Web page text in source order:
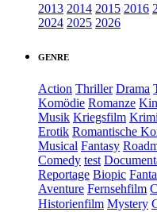
2013 2014 2015 2016
2024 2025 2026
GENRE
Action Thriller Drama
Komödie Romanze
Musik Kriegsfilm
Erotik Romantische
Musical Fantasy
Comedy test
Reportage Biopic
Aventure Fernsehfilm
Historienfilm Mystery